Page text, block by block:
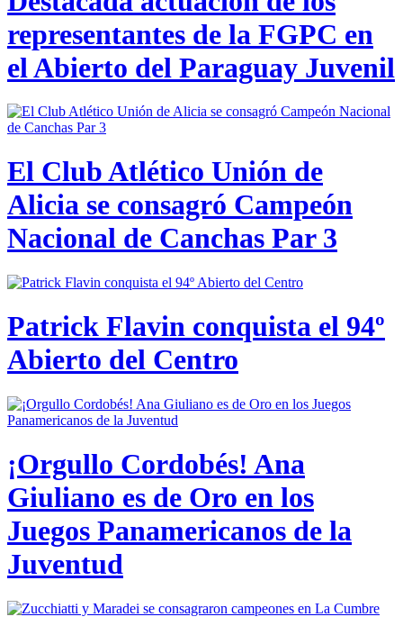
representantes de la FGPC en
el Abierto del Paraguay Juvenil
El Club Atlético Unión de
Alicia se consagró Campeón
Nacional de Canchas Par 3
Patrick Flavin conquista el 94º
Abierto del Centro
¡Orgullo Cordobés! Ana
Giuliano es de Oro en los
Juegos Panamericanos de la
Juventud